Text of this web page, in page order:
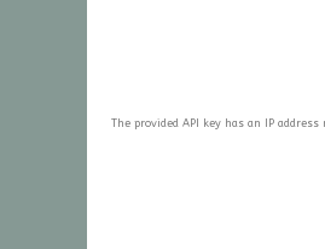
The provided API key has an IP